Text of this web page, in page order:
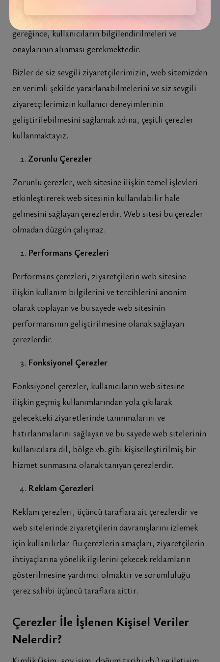
6698 sayılı Kişisel Verilerin Korunması Kanunu
gereğince, kullanıcıların bilgilendirilmeleri ve
onaylarının alınması gerekmektedir.
Bizler de siz sevgili ziyaretçilerimizin, web sitemizden
en verimli şekilde yararlanabilmelerini ve siz sevgili
ziyaretçilerimizin kullanıcı deneyimlerinin
geliştirilebilmesini sağlamak adına, çeşitli çerezler
kullanmaktayız.
Zorunlu Çerezler
Zorunlu çerezler, web sitesine ilişkin temel işlevleri
etkinleştirerek web sitesinin kullanılabilir hale
gelmesini sağlayan çerezlerdir. Web sitesi bu çerezler
olmadan düzgün çalışmaz.
Performans Çerezleri
Performans çerezleri, ziyaretçilerin web sitesine
ilişkin kullanım bilgilerini ve tercihlerini anonim
olarak toplayan ve bu sayede web sitesinin
performansının geliştirilmesine olanak sağlayan
çerezlerdir.
Fonksiyonel Çerezler
Fonksiyonel çerezler, kullanıcıların web sitesine
ilişkin geçmiş kullanımlarından yola çıkılarak
gelecekteki ziyaretlerinde tanınmalarını ve
hatırlanmalarını sağlayan ve bu sayede web sitelerinin
kullanıcılara dil, bölge vb. gibi kişiselleştirilmiş bir
hizmet sunmasına olanak tanıyan çerezlerdir.
Reklam Çerezleri
Reklam çerezleri, üçüncü taraflara ait çerezlerdir ve
web sitelerinde ziyaretçilerin davranışlarını izlemek
için kullanılırlar. Bu çerezlerin amaçları, ziyaretçilerin
ihtiyaçlarına yönelik ilgilerini çekecek reklamların
gösterilmesine yardımcı olmaktır ve sorumluluğu
çerez sahibi üçüncü taraflara aittir.
Çerezler İle İşlenen Kişisel Veriler
Nelerdir?